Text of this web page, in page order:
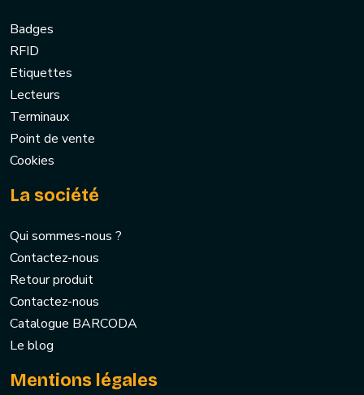
Badges
RFID
Etiquettes
Lecteurs
Terminaux
Point de vente
Cookies
La société
Qui sommes-nous ?
Contactez-nous
Retour produit
Contactez-nous
Catalogue BARCODA
Le blog
Mentions légales